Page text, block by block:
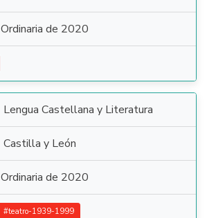
Ordinaria de 2020
Lengua Castellana y Literatura
Castilla y León
Ordinaria de 2020
#teatro-1939-1999